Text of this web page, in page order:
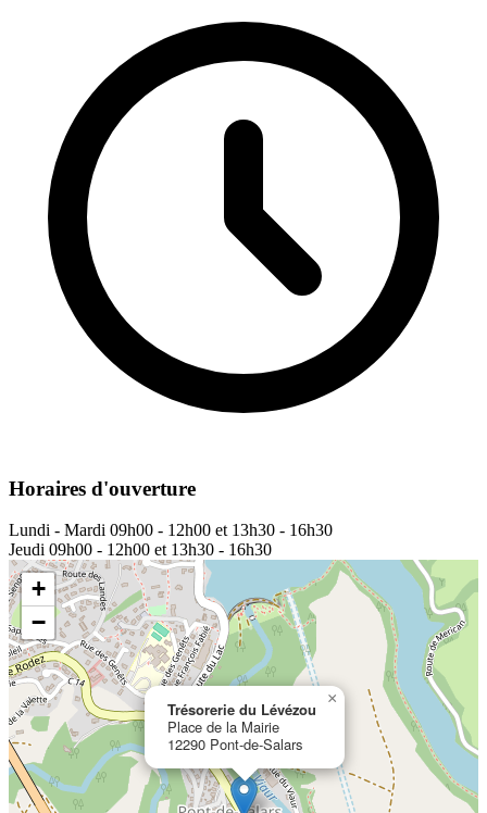
Horaires d'ouverture
Lundi - Mardi 09h00 - 12h00 et 13h30 - 16h30
Jeudi 09h00 - 12h00 et 13h30 - 16h30
Trésorerie du Lévézou
Place de la Mairie
12290 Pont-de-Salars
×
+
−